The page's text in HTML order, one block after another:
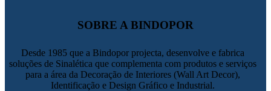
SOBRE A BINDOPOR
Desde 1985 que a Bindopor projecta, desenvolve e fabrica
soluções de Sinalética que complementa com produtos e serviços
para a área da Decoração de Interiores (Wall Art Decor),
Identificação e Design Gráfico e Industrial.